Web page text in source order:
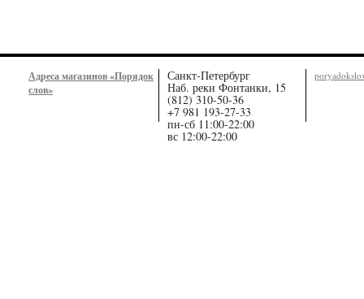
Адреса магазинов «Порядок
слов»
Санкт-Петербург
Наб. реки Фонтанки, 15
(812) 310-50-36
+7 981 193-27-33
пн-сб 11:00-22:00
вс 12:00-22:00